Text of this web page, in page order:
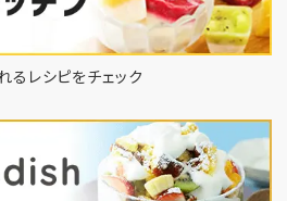
るレシピをチェック